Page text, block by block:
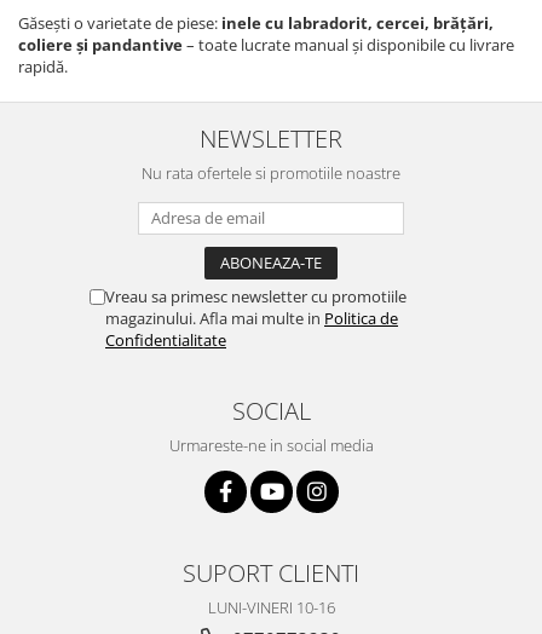
Găsești o varietate de piese: inele cu labradorit, cercei, brățări,
coliere și pandantive– toate lucrate manual și disponibile cu livrare
rapidă.
NEWSLETTER
Nu rata ofertele si promotiile noastre
Vreau sa primesc newsletter cu promotiile
magazinului. Afla mai multe in Politica de
Confidentialitate
SOCIAL
Urmareste-ne in social media
SUPORT CLIENTI
LUNI-VINERI 10-16